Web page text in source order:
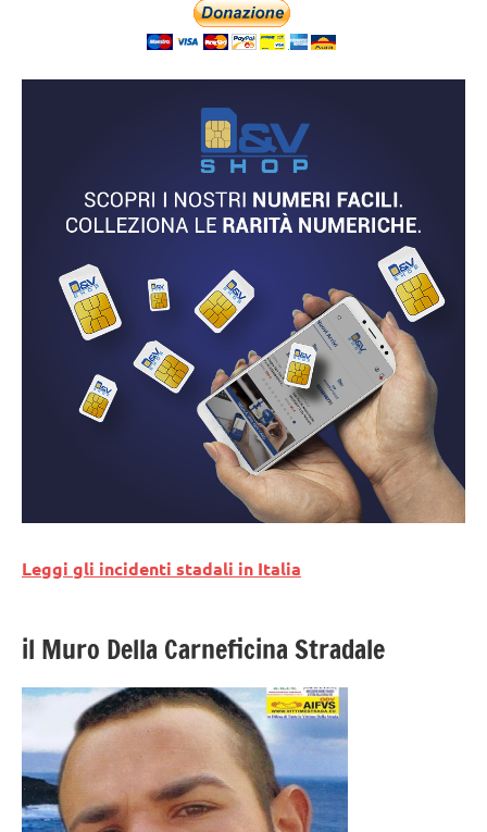
Leggi gli incidenti stadali in Italia
il Muro Della Carneficina Stradale